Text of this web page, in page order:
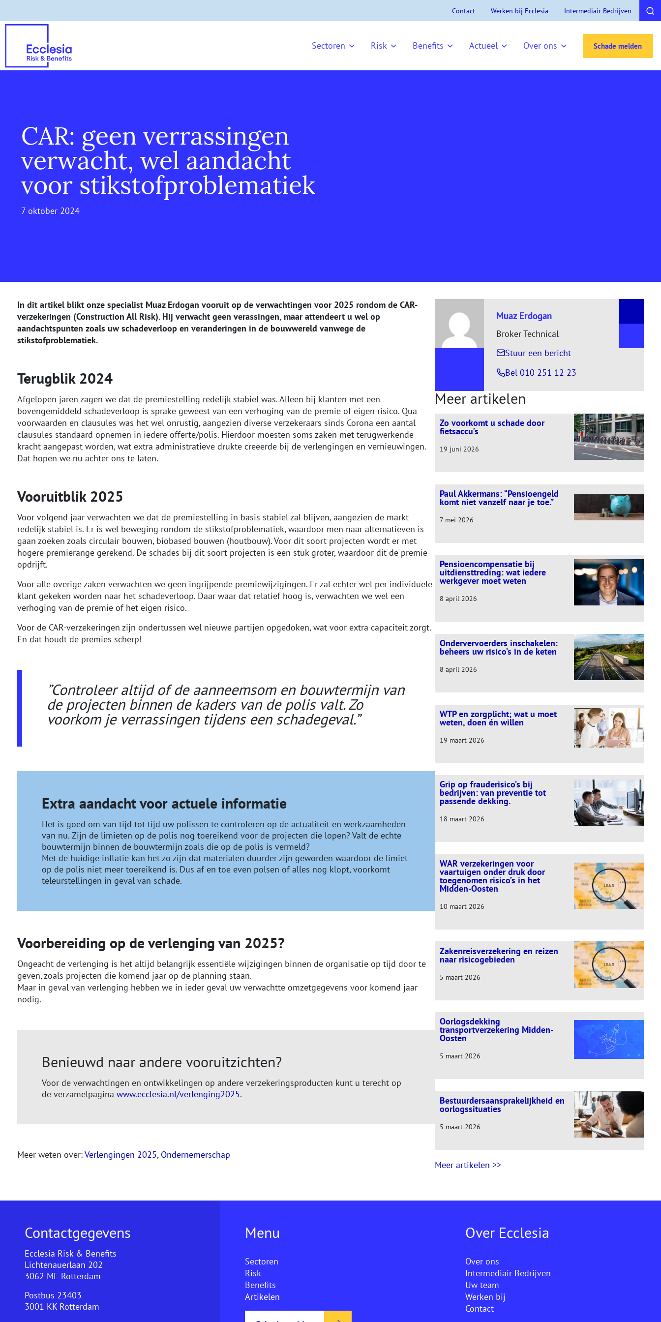
Contact Werken bij Ecclesia Intermediair Bedrijven
Sectoren Risk Benefits Actueel Over ons Schade melden
CAR: geen verrassingen
verwacht, wel aandacht
voor stikstofproblematiek
7 oktober 2024
In dit artikel blikt onze specialist Muaz Erdogan vooruit op de verwachtingen voor 2025 rondom de CAR-
verzekeringen (Construction All Risk). Hij verwacht geen verassingen, maar attendeert u wel op
aandachtspunten zoals uw schadeverloop en veranderingen in de bouwwereld vanwege de
stikstofproblematiek.
Terugblik 2024
Afgelopen jaren zagen we dat de premiestelling redelijk stabiel was. Alleen bij klanten met een
bovengemiddeld schadeverloop is sprake geweest van een verhoging van de premie of eigen risico. Qua
voorwaarden en clausules was het wel onrustig, aangezien diverse verzekeraars sinds Corona een aantal
clausules standaard opnemen in iedere offerte/polis. Hierdoor moesten soms zaken met terugwerkende
kracht aangepast worden, wat extra administratieve drukte creëerde bij de verlengingen en vernieuwingen.
Dat hopen we nu achter ons te laten.
Vooruitblik 2025
Voor volgend jaar verwachten we dat de premiestelling in basis stabiel zal blijven, aangezien de markt
redelijk stabiel is. Er is wel beweging rondom de stikstofproblematiek, waardoor men naar alternatieven is
gaan zoeken zoals circulair bouwen, biobased bouwen (houtbouw). Voor dit soort projecten wordt er met
hogere premierange gerekend. De schades bij dit soort projecten is een stuk groter, waardoor dit de premie
opdrijft.
Voor alle overige zaken verwachten we geen ingrijpende premiewijzigingen. Er zal echter wel per individuele
klant gekeken worden naar het schadeverloop. Daar waar dat relatief hoog is, verwachten we wel een
verhoging van de premie of het eigen risico.
Voor de CAR-verzekeringen zijn ondertussen wel nieuwe partijen opgedoken, wat voor extra capaciteit zorgt.
En dat houdt de premies scherp!
”Controleer altijd of de aanneemsom en bouwtermijn van
de projecten binnen de kaders van de polis valt. Zo
voorkom je verrassingen tijdens een schadegeval.”
Extra aandacht voor actuele informatie
Het is goed om van tijd tot tijd uw polissen te controleren op de actualiteit en werkzaamheden
van nu. Zijn de limieten op de polis nog toereikend voor de projecten die lopen? Valt de echte
bouwtermijn binnen de bouwtermijn zoals die op de polis is vermeld?
Met de huidige inflatie kan het zo zijn dat materialen duurder zijn geworden waardoor de limiet
op de polis niet meer toereikend is. Dus af en toe even polsen of alles nog klopt, voorkomt
teleurstellingen in geval van schade.
Voorbereiding op de verlenging van 2025?
Ongeacht de verlenging is het altijd belangrijk essentiële wijzigingen binnen de organisatie op tijd door te
geven, zoals projecten die komend jaar op de planning staan.
Maar in geval van verlenging hebben we in ieder geval uw verwachtte omzetgegevens voor komend jaar
nodig.
Benieuwd naar andere vooruitzichten?
Voor de verwachtingen en ontwikkelingen op andere verzekeringsproducten kunt u terecht op
de verzamelpagina www.ecclesia.nl/verlenging2025.
Meer weten over:Verlengingen 2025, Ondernemerschap
Muaz Erdogan
Broker Technical
Stuur een bericht
, naar Muaz Erdogan
Bel 010 251 12 23
Meer artikelen
Zo voorkomt u schade door
fietsaccu’s
19 juni 2026
Paul Akkermans: “Pensioengeld
komt niet vanzelf naar je toe.”
7 mei 2026
Pensioencompensatie bij
uitdiensttreding: wat iedere
werkgever moet weten
8 april 2026
Ondervervoerders inschakelen:
beheers uw risico’s in de keten
8 april 2026
WTP en zorgplicht; wat u moet
weten, doen én willen
19 maart 2026
Grip op frauderisico’s bij
bedrijven: van preventie tot
passende dekking.
18 maart 2026
WAR verzekeringen voor
vaartuigen onder druk door
toegenomen risico’s in het
Midden-Oosten
10 maart 2026
Zakenreisverzekering en reizen
naar risicogebieden
5 maart 2026
Oorlogsdekking
transportverzekering Midden-
Oosten
5 maart 2026
Bestuurdersaansprakelijkheid en
oorlogssituaties
5 maart 2026
Meer artikelen >>
Contactgegevens
Ecclesia Risk & Benefits
Lichtenauerlaan 202
3062 ME Rotterdam
Postbus 23403
3001 KK Rotterdam
Menu
Sectoren
Risk
Benefits
Artikelen
Over Ecclesia
Over ons
Intermediair Bedrijven
Uw team
Werken bij
Contact